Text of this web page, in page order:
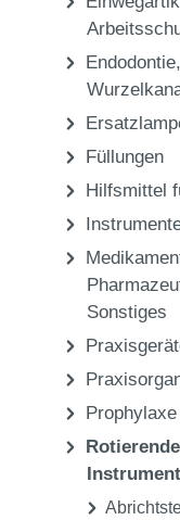
Endodontie,
Füllungen
Hilfsmittel
Sonstiges
Prophylaxe
Rotierende